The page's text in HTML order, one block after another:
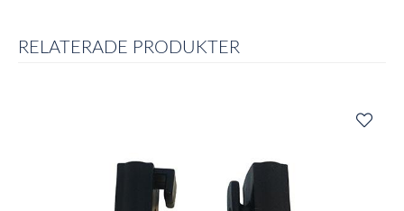
RELATERADE PRODUKTER